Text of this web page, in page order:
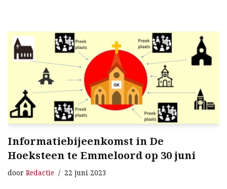
Informatiebijeenkomst in De
Hoeksteen te Emmeloord op 30 juni
door Redactie 22 juni 2023